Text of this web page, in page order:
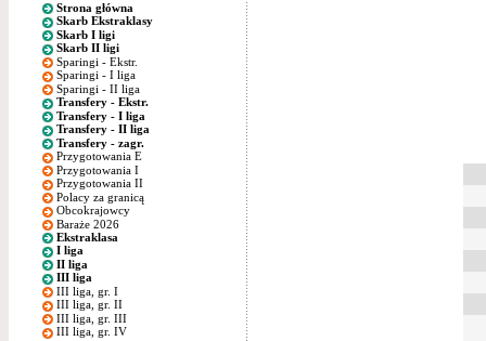
Strona główna
Skarb Ekstraklasy
Skarb I ligi
Skarb II ligi
Sparingi - Ekstr.
Sparingi - I liga
Sparingi - II liga
Transfery - Ekstr.
Transfery - I liga
Transfery - II liga
Transfery - zagr.
Przygotowania E
Przygotowania I
Przygotowania II
Polacy za granicą
Obcokrajowcy
Baraże 2026
Ekstraklasa
I liga
II liga
III liga
III liga, gr. I
III liga, gr. II
III liga, gr. III
III liga, gr. IV